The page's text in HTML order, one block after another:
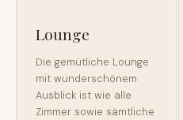
Lounge
Die gemütliche Lounge
mit wunderschönem
Ausblick ist wie alle
Zimmer sowie sämtliche